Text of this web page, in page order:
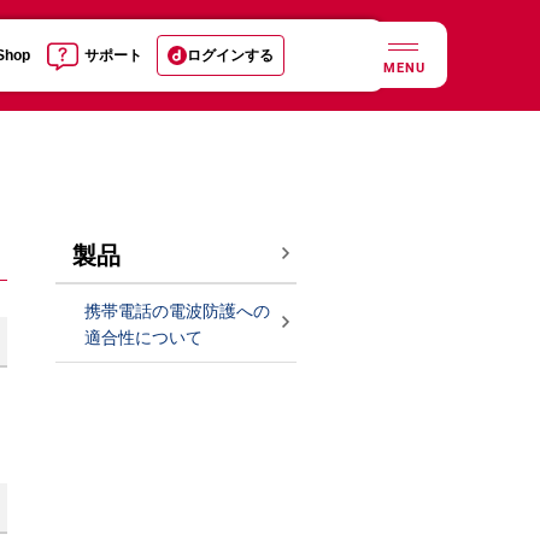
サポート ログインする
MENU
製品
携帯電話の電波防護への
適合性について